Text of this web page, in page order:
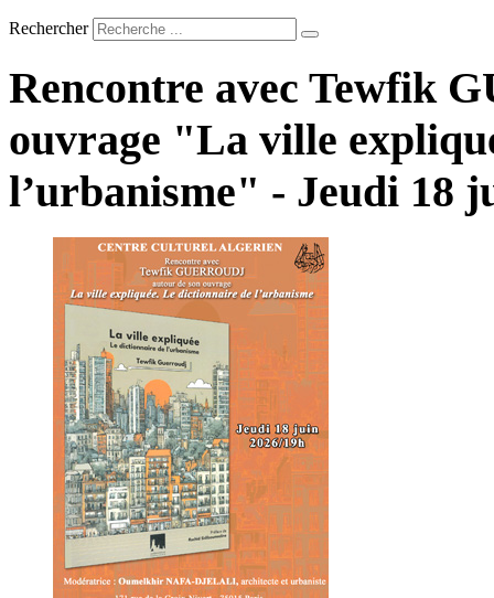
Rechercher
Rencontre avec Tewfik
ouvrage "La ville
l’urbanisme" - Jeudi 18